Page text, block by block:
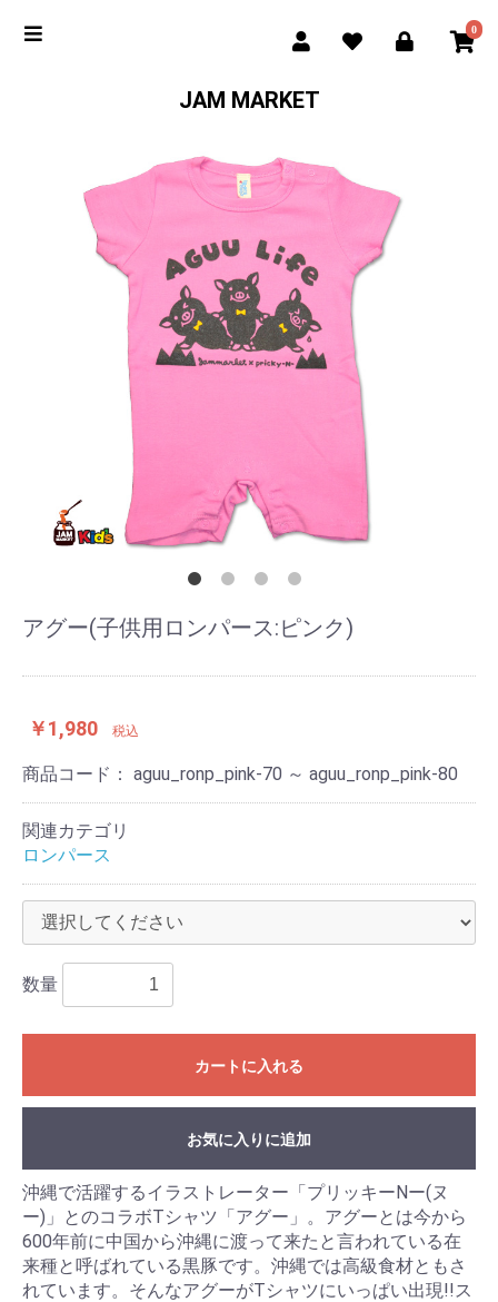
0
JAM MARKET
アグー(子供用ロンパース:ピンク)
￥1,980 税込
商品コード： aguu_ronp_pink-70 ～ aguu_ronp_pink-80
関連カテゴリ
ロンパース
数量
カートに入れる
お気に入りに追加
沖縄で活躍するイラストレーター「プリッキーNー(ヌ
ー)」とのコラボTシャツ「アグー」。アグーとは今から
600年前に中国から沖縄に渡って来たと言われている在
来種と呼ばれている黒豚です。沖縄では高級食材ともさ
れています。そんなアグーがTシャツにいっぱい出現!!ス